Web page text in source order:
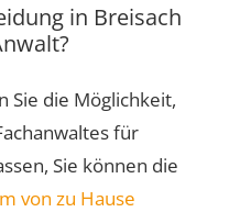
in Breisach
Sie die Möglichkeit,
für
Sie können die
von zu Hause